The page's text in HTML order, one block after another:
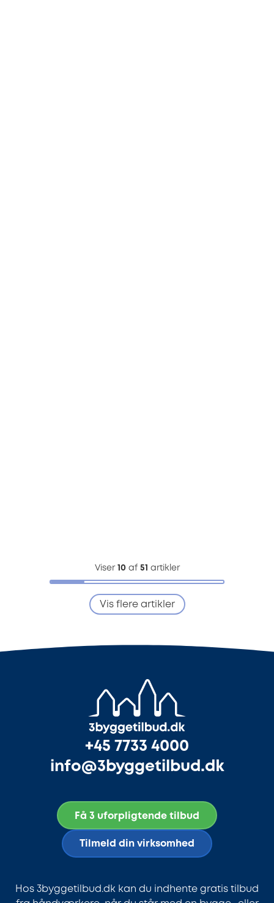
Viser 10af 51 artikler
Vis flere artikler
+45 7733 4000
info@3byggetilbud.dk
Få 3 uforpligtende tilbud
Tilmeld din virksomhed
Hos 3byggetilbud.dk kan du indhente gratis tilbud